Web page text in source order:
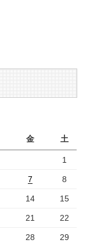
金 土
1
7 8
14 15
21 22
28 29